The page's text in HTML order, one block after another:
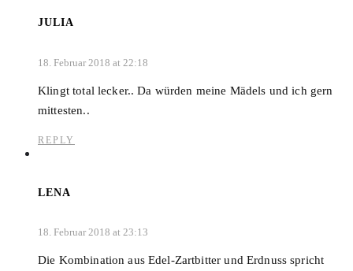
JULIA
18. Februar 2018 at 22:18
Klingt total lecker.. Da würden meine Mädels und ich gern
mittesten..
REPLY
LENA
18. Februar 2018 at 23:13
Die Kombination aus Edel-Zartbitter und Erdnuss spricht